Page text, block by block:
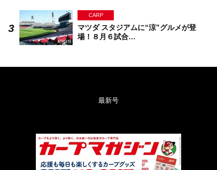
CARP
マツダ スタジアムに“涼”グルメが登
場！８月６試合…
最新号